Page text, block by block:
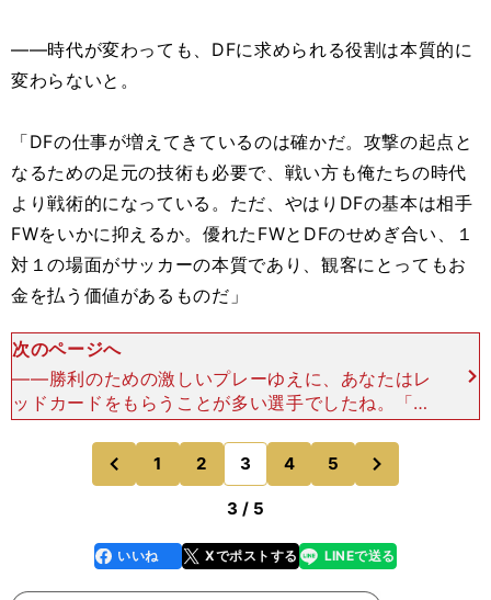
――時代が変わっても、DFに求められる役割は本質的に
変わらないと。
「DFの仕事が増えてきているのは確かだ。攻撃の起点と
なるための足元の技術も必要で、戦い方も俺たちの時代
より戦術的になっている。ただ、やはりDFの基本は相手
FWをいかに抑えるか。優れたFWとDFのせめぎ合い、１
対１の場面がサッカーの本質であり、観客にとってもお
金を払う価値があるものだ」
次のページへ
――勝利のための激しいプレーゆえに、あなたはレ
ッドカードをもらうことが多い選手でしたね。「俺
は常に勝利を求めていた。どんな試合でも負けたく
なかったんだ。時に相手と激しく接触してカードを
もらうこともあっ
前
のページへ
1 2 3 4 5
のページへ
3 / 5
faceboo
k
いいね Xでポストする
line LINEで送る